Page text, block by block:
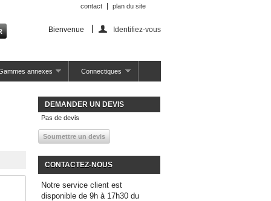
contact plan du site
Bienvenue Identifiez-vous
annexes Connectiques
DEMANDER UN DEVIS
Pas de devis
CONTACTEZ-NOUS
Notre service client est
disponible de 9h à 17h30 du